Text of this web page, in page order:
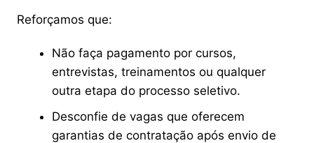
Reforçamos que:
Não faça pagamento por cursos,
entrevistas, treinamentos ou qualquer
outra etapa do processo seletivo.
Desconfie de vagas que oferecem
garantias de contratação após envio de